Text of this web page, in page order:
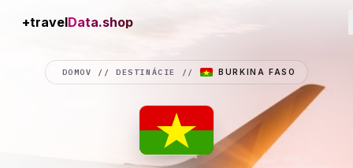
+travelConnection
DOMOV //DESTINÁCIE // BURKINA FASO